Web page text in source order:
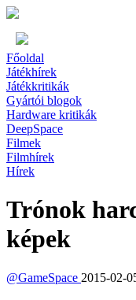
Főoldal
Játékhírek
Játékkritikák
Gyártói blogok
Hardware kritikák
DeepSpace
Filmek
Filmhírek
Hírek
Trónok
képek
@GameSpace 2015-02-